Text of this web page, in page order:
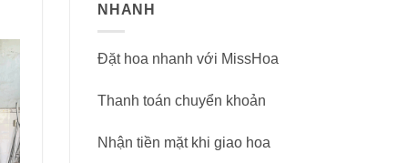
NHANH
Đặt hoa nhanh với MissHoa
Thanh toán chuyển khoản
Nhận tiền mặt khi giao hoa